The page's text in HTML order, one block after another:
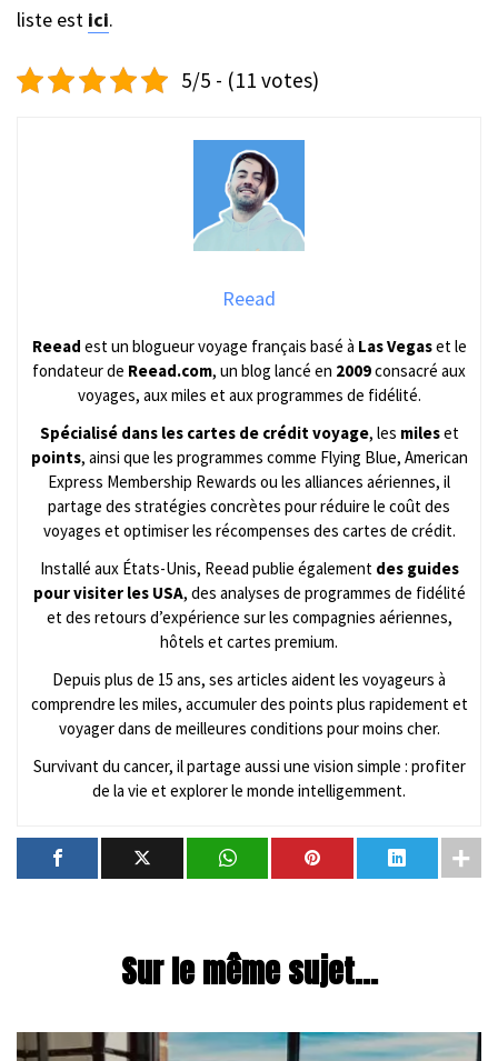
liste est ici.
5/5 - (11 votes)
Reead
Reead est un blogueur voyage français basé à Las Vegaset le
fondateur de Reead.com, un blog lancé en 2009consacré aux
voyages, aux miles et aux programmes de fidélité.
Spécialisé dans les cartes de crédit voyage, les mileset
points, ainsi que les programmes comme Flying Blue, American
Express Membership Rewards ou les alliances aériennes, il
partage des stratégies concrètes pour réduire le coût des
voyages et optimiser les récompenses des cartes de crédit.
Installé aux États-Unis, Reead publie également des guides
pour visiter les USA, des analyses de programmes de fidélité
et des retours d’expérience sur les compagnies aériennes,
hôtels et cartes premium.
Depuis plus de 15 ans, ses articles aident les voyageurs à
comprendre les miles, accumuler des points plus rapidement et
voyager dans de meilleures conditions pour moins cher.
Survivant du cancer, il partage aussi une vision simple : profiter
de la vie et explorer le monde intelligemment.
Sur le même sujet...